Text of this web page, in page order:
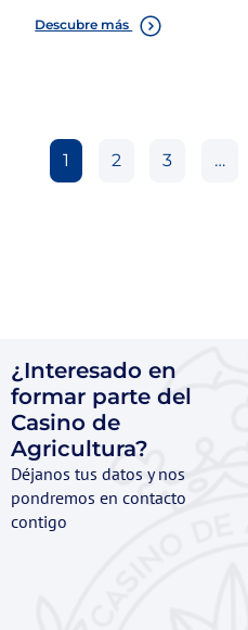
Descubre más
1 2 3 …
¿Interesado en
formar parte del
Casino de
Agricultura?
Déjanos tus datos y nos
pondremos en contacto
contigo